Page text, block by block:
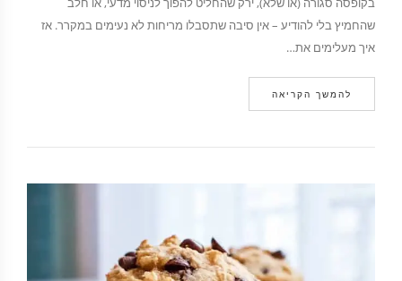
שהחמיץ בלי להודיע – אין סיבה שתסבלו מריחות לא נעימים במקרר. אז
איך מעלימים את…
להמשך הקריאה